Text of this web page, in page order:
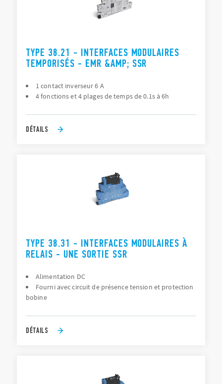
TYPE 38.21 - INTERFACES MODULAIRES
TEMPORISÉS - EMR &AMP; SSR
1 contact inverseur 6 A
4 fonctions et 4 plages de temps de 0.1s à 6h
DÉTAILS
TYPE 38.31 - INTERFACES MODULAIRES À
RELAIS - UNE SORTIE SSR
Alimentation DC
Fourni avec circuit de présence tension et protection
bobine
DÉTAILS